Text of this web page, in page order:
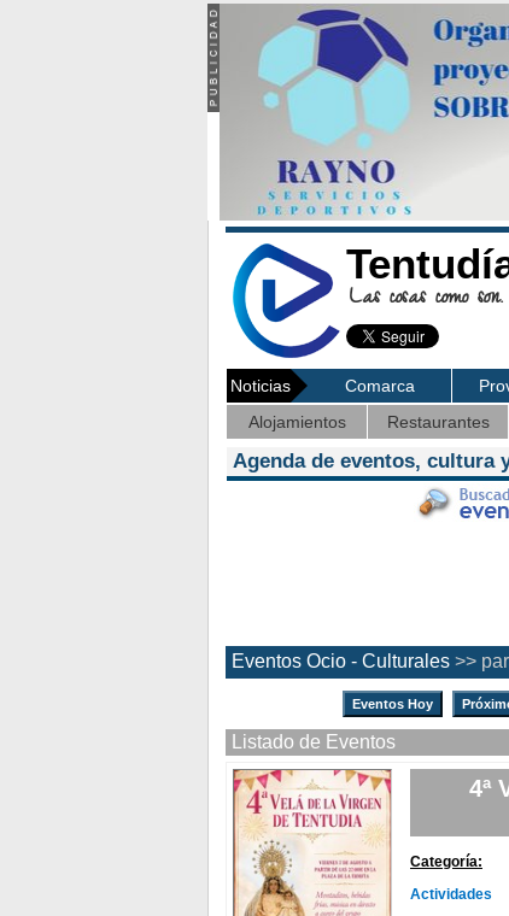
Las cosas como son.
Noticias Comarca
Alojamientos
Restaurantes
Agenda de eventos, cultura
Eventos Ocio - Culturales >>
Eventos Hoy
Listado de Eventos
4ª
Categoría:
Actividades